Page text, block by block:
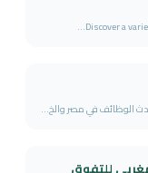
Discover a